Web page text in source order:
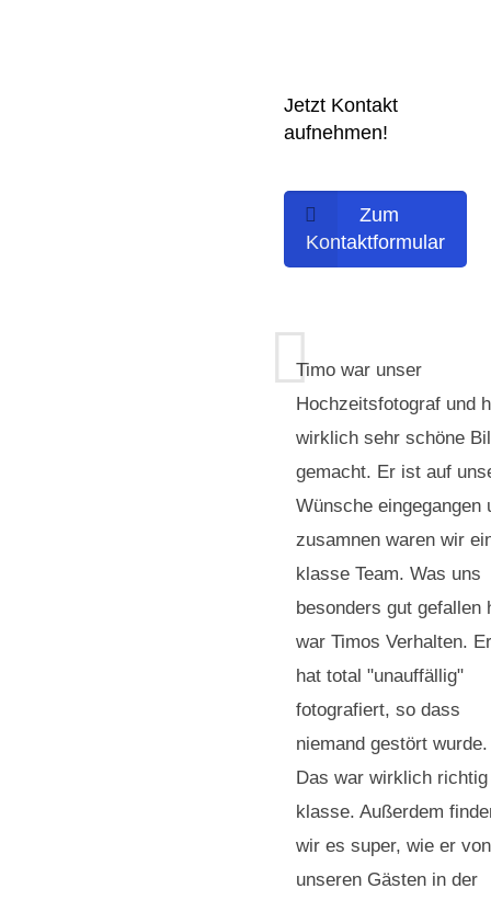
Jetzt Kontakt
aufnehmen!
Zum
Kontaktformular
Timo war unser
Hochzeitsfotograf und
wirklich sehr schöne
gemacht. Er ist auf
Wünsche eingegangen
zusamnen waren wir
klasse Team. Was uns
besonders gut gefallen
war Timos Verhalten. Er
hat total "unauffällig"
fotografiert, so dass
niemand gestört wurde.
Das war wirklich richtig
klasse. Außerdem
wir es super, wie er von
unseren Gästen in der